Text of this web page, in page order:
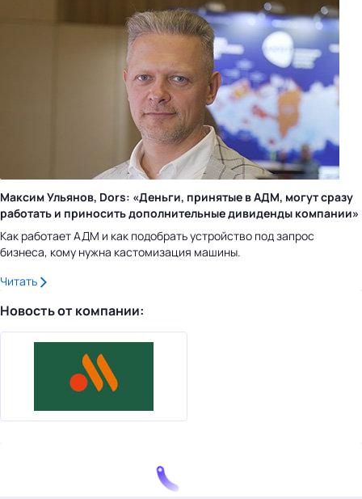
Максим Ульянов, Dors: «Деньги, принятые в АДМ, могут сразу
работать и приносить дополнительные дивиденды компании»
Как работает АДМ и как подобрать устройство под запрос
бизнеса, кому нужна кастомизация машины.
Читать
Новость от компании: